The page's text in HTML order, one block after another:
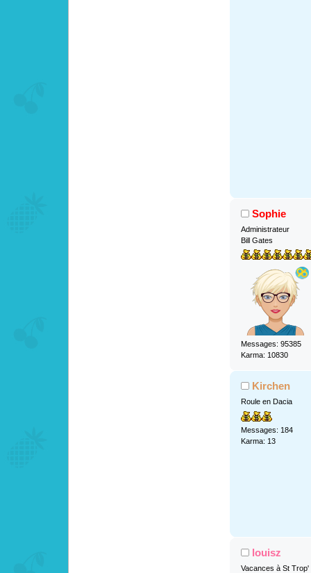
Sophie
Administrateur
Bill Gates
Messages: 95385
Karma: 10830
Kirchen
Roule en Dacia
Messages: 184
Karma: 13
louisz
Vacances à St Trop'